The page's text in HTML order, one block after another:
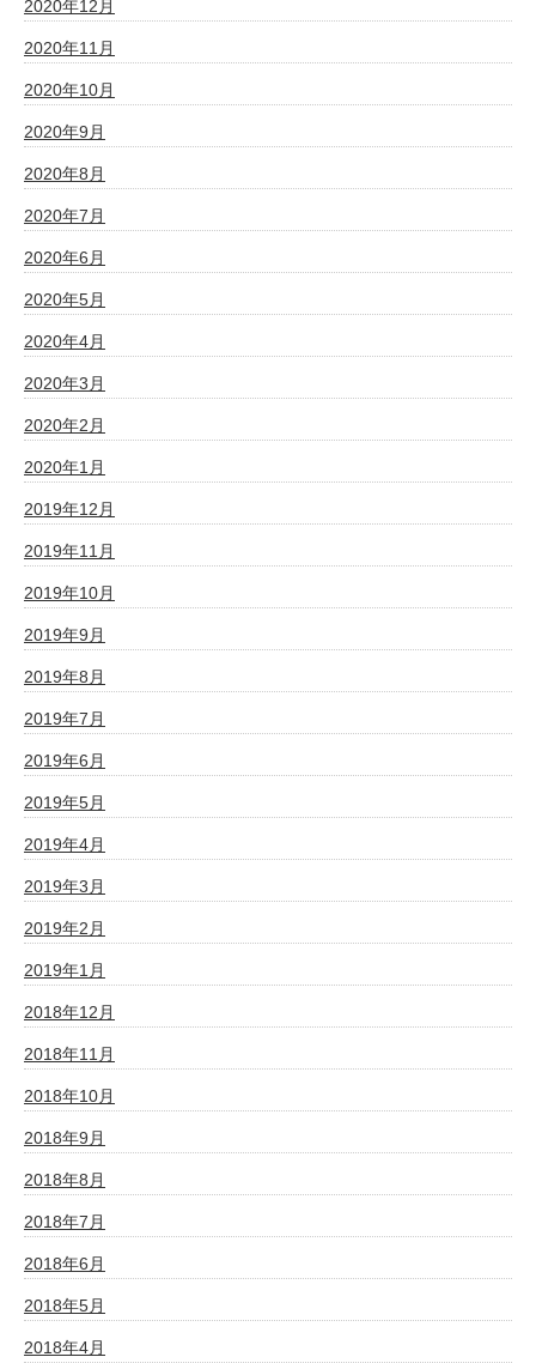
2020年12月
2020年11月
2020年10月
2020年9月
2020年8月
2020年7月
2020年6月
2020年5月
2020年4月
2020年3月
2020年2月
2020年1月
2019年12月
2019年11月
2019年10月
2019年9月
2019年8月
2019年7月
2019年6月
2019年5月
2019年4月
2019年3月
2019年2月
2019年1月
2018年12月
2018年11月
2018年10月
2018年9月
2018年8月
2018年7月
2018年6月
2018年5月
2018年4月